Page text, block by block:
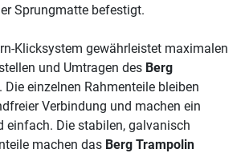
Sprungmatte befestigt.
Klicksystem gewährleistet maximalen
und Umtragen des Berg
. Die einzelnen Rahmenteile bleiben
Verbindung und machen ein
einfach. Die stabilen, galvanisch
machen das Berg Trampolin